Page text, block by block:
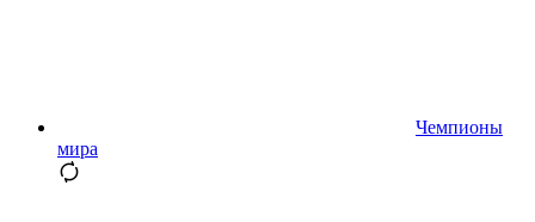
Чемпионы
мира